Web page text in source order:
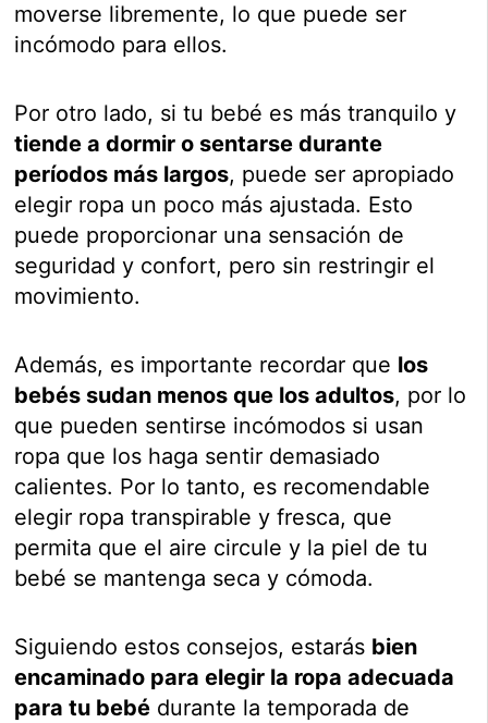
moverse libremente, lo que puede ser
incómodo para ellos.
Por otro lado, si tu bebé es más tranquilo y
tiende a dormir o sentarse durante
períodos más largos, puede ser apropiado
elegir ropa un poco más ajustada. Esto
puede proporcionar una sensación de
seguridad y confort, pero sin restringir el
movimiento.
Además, es importante recordar que los
bebés sudan menos que los adultos, por lo
que pueden sentirse incómodos si usan
ropa que los haga sentir demasiado
calientes. Por lo tanto, es recomendable
elegir ropa transpirable y fresca, que
permita que el aire circule y la piel de tu
bebé se mantenga seca y cómoda.
Siguiendo estos consejos, estarás bien
encaminado para elegir la ropa adecuada
para tu bebé durante la temporada de